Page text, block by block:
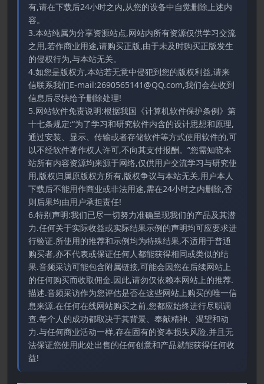
有,请在下载后24小时之内,从您的设备中自觉删除上述内
容。
3.本站纯属为分享资源站点,网站内所有资源仅供学习交流
之用,若作商业用途,请购买正版,由于未及时购买正版发生
的侵权行为,与本站无关。
4.如您是版权方,本站若无意中侵犯到您的版权利益,请来
信联系我们E-mail:2690565141@QQ.com,我们会在收到
信息后尽快给予删除处理!
5.网站软件免责说明:根据我国《计算机软件保护条例》第
十七条规定:“为了学习和研究软件内含的设计思想和原理,
通过安装、显示、传输或者存储软件等方式使用软件的,可
以不经软件著作权人许可,不向其支付报酬。”您需知晓本
站所有内容资源均来源于网络,仅供用户交流学习与研究使
用,版权归属原版权方所有,版权争议与本站无关,用户本人
下载后不能用作商业或非法用途,需在24小时之内删除,否
则后果均由用户承担责任!
6.特别声明:我们已尽一切努力准确呈现我们的产品及其潜
力.任何关于实际收益或实际结果示例的声明均可应要求进
行验证.所使用的推荐和示例均为特殊结果,不适用于普通
购买者,亦不代表或保证任何人都能获得相同或类似的结
果.音频采访可能包含附属链接,可能会因您在后续网站上
的任何购买而收取佣金.因此,请勿仅依赖本网站上的推荐.
描述.音频采访作为您评估是否在这些网站上购买的唯一信
息来源.在任何在线网站购买之前,您都应始终进行尽职调
查.每个人的成功都取决于其背景、奉献精神、渴望和动
力.与任何商业活动一样,存在固有的资本损失风险,并且无
法保证您使用此处出售的任何创意和产品就能获得任何收
益!